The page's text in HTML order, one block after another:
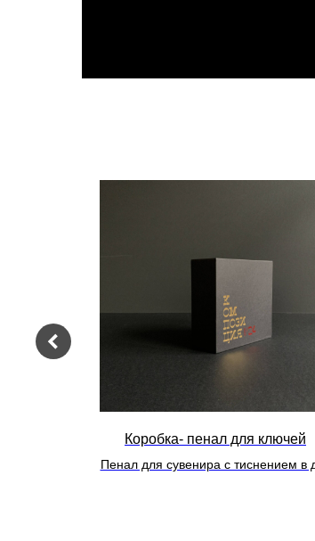
Коробка- пенал для ключей
Пенал для сувенира с тиснением в